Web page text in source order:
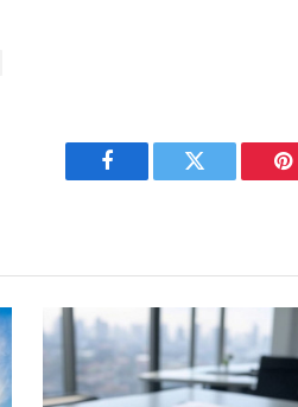
Facebook Twitter